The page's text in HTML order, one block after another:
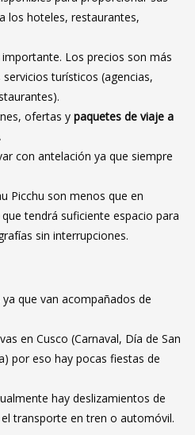
los hoteles, restaurantes,
Los precios son más
turísticos (agencias,
ofertas y paquetes de viaje a
con antelación ya que siempre
Picchu son menos que en
tendrá suficiente espacio para
sin interrupciones.
que van acompañados de
en Cusco (Carnaval, Día de San
por eso hay pocas fiestas de
hay deslizamientos de
transporte en tren o automóvil.